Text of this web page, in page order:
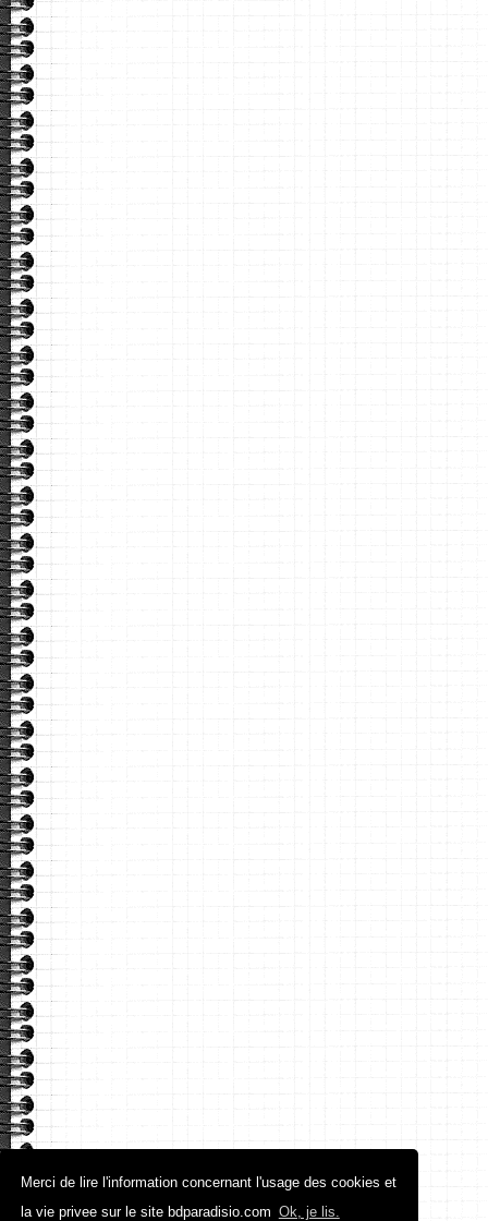
Merci de lire l'information concernant l'usage des cookies et
la vie privee sur le site bdparadisio.com Ok, je lis.